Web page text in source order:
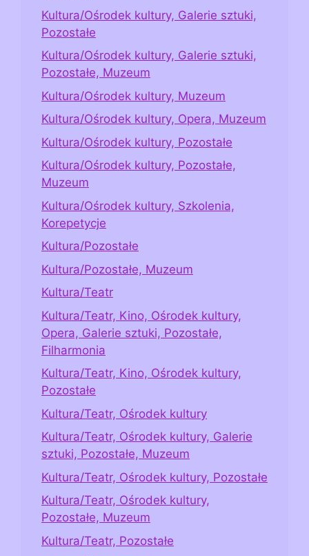
Kultura/Ośrodek kultury, Galerie sztuki,
Pozostałe
Kultura/Ośrodek kultury, Galerie sztuki,
Pozostałe, Muzeum
Kultura/Ośrodek kultury, Muzeum
Kultura/Ośrodek kultury, Opera, Muzeum
Kultura/Ośrodek kultury, Pozostałe
Kultura/Ośrodek kultury, Pozostałe,
Muzeum
Kultura/Ośrodek kultury, Szkolenia,
Korepetycje
Kultura/Pozostałe
Kultura/Pozostałe, Muzeum
Kultura/Teatr
Kultura/Teatr, Kino, Ośrodek kultury,
Opera, Galerie sztuki, Pozostałe,
Filharmonia
Kultura/Teatr, Kino, Ośrodek kultury,
Pozostałe
Kultura/Teatr, Ośrodek kultury
Kultura/Teatr, Ośrodek kultury, Galerie
sztuki, Pozostałe, Muzeum
Kultura/Teatr, Ośrodek kultury, Pozostałe
Kultura/Teatr, Ośrodek kultury,
Pozostałe, Muzeum
Kultura/Teatr, Pozostałe